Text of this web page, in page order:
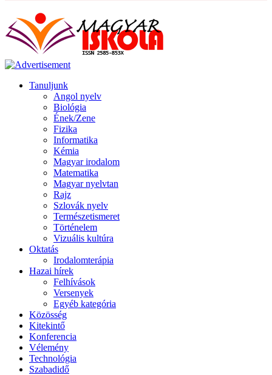
Tanuljunk
Angol nyelv
Biológia
Ének/Zene
Fizika
Informatika
Kémia
Magyar irodalom
Matematika
Magyar nyelvtan
Rajz
Szlovák nyelv
Természetismeret
Történelem
Vizuális kultúra
Oktatás
Irodalomterápia
Hazai hírek
Felhívások
Versenyek
Egyéb kategória
Közösség
Kitekintő
Konferencia
Vélemény
Technológia
Szabadidő